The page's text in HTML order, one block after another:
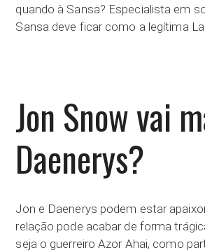
quando à Sansa? Especialista em
Sansa deve ficar como a legítima
Jon Snow vai
Daenerys?
Jon e Daenerys podem estar
relação pode acabar de forma
seja o guerreiro Azor Ahai, como